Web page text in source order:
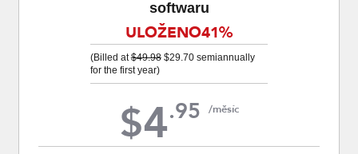
softwaru
$4.95 /měsíc
ULOŽENO41%
(Billed at$49.98 $29.70semiannually
for the first year)